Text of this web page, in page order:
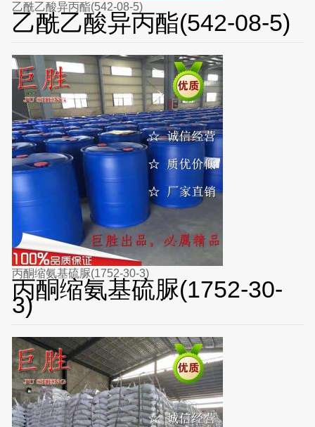
乙酰乙酸异丙酯(542-08-5)
乙酰乙酸异丙酯(542-08-5)
丙酮缩氨基硫脲(1752-30-3)
丙酮缩氨基硫脲(1752-30-
3)